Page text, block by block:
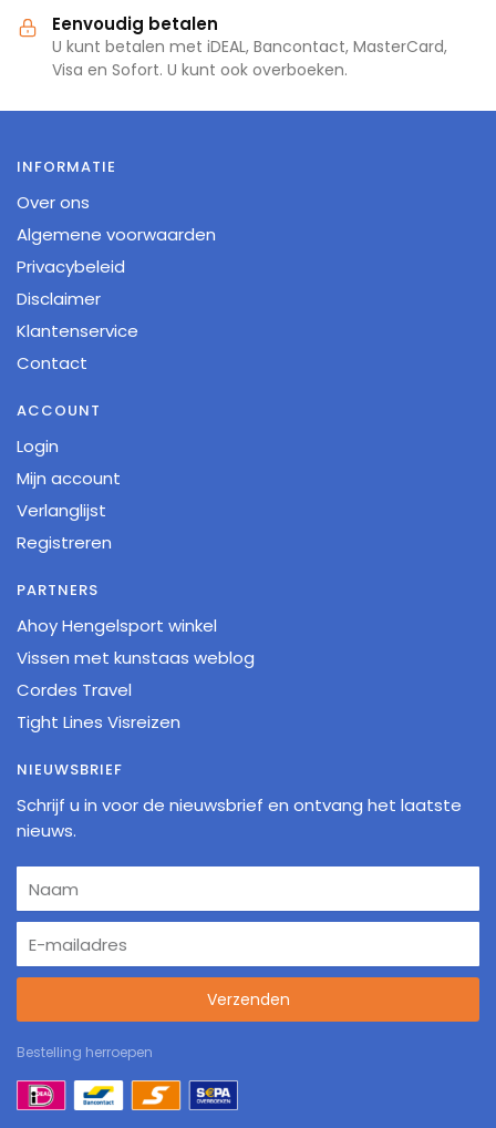
Eenvoudig betalen
U kunt betalen met iDEAL, Bancontact, MasterCard,
Visa en Sofort. U kunt ook overboeken.
INFORMATIE
Over ons
Algemene voorwaarden
Privacybeleid
Disclaimer
Klantenservice
Contact
ACCOUNT
Login
Mijn account
Verlanglijst
Registreren
PARTNERS
Ahoy Hengelsport winkel
Vissen met kunstaas weblog
Cordes Travel
Tight Lines Visreizen
NIEUWSBRIEF
Schrijf u in voor de nieuwsbrief en ontvang het laatste
nieuws.
Verzenden
Bestelling herroepen